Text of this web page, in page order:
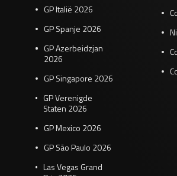
GP Italië 2026
GP Spanje 2026
GP Azerbeidzjan
2026
GP Singapore 2026
GP Verenigde
Staten 2026
GP Mexico 2026
GP São Paulo 2026
Las Vegas Grand